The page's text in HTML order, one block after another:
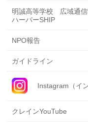
明誠高等学校 広
ハーバーSHIP
NPO報告
ガイドライン
Instagram（イ
クレインYouTube